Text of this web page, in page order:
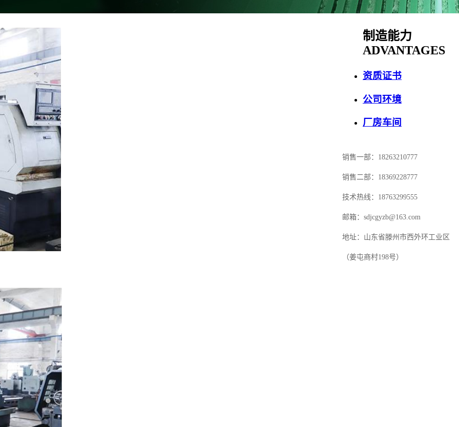
制造能力
ADVANTAGES
资质证书
公司环境
厂房车间
销售一部：18263210777
销售二部：18369228777
技术热线：18763299555
邮箱：sdjcgyzb@163.com
地址：山东省滕州市西外环工业区
（姜屯商村198号）